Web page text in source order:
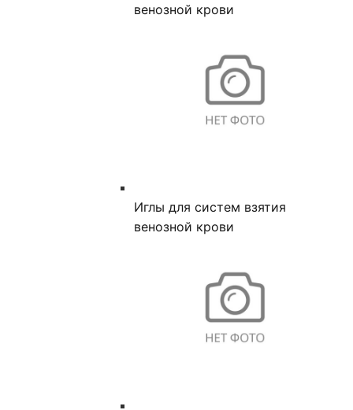
венозной крови
Иглы для систем взятия
венозной крови